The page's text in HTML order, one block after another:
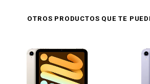
OTROS PRODUCTOS QUE TE